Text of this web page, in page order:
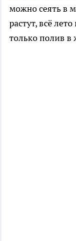
можно сеять в
растут, всё
только полив в